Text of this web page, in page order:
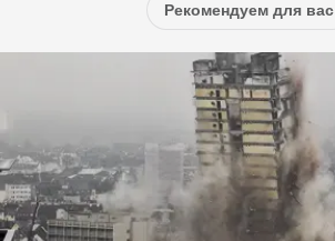
Рекомендуем для вас